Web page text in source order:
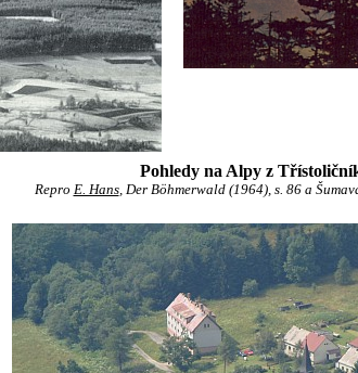
Pohledy na Alpy z
Repro E. Hans, Der Böhmerwald (1964), s. 86 a